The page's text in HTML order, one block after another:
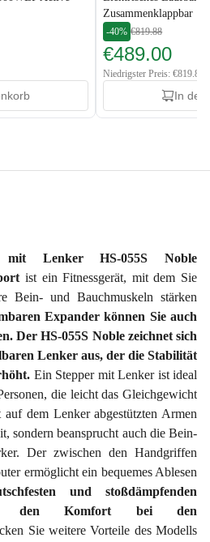
Zusammenklappbar
-40% €819.88
€489.00
Niedrigster Preis: €819.88
In den
Lenker HS-055S Noble
ist ein Fitnessgerät, mit dem Sie
Bein- und Bauchmuskeln stärken
Expander können Sie auch
Der HS-055S Noble zeichnet sich
Lenker aus, der die Stabilität
Ein Stepper mit Lenker ist ideal
die leicht das Gleichgewicht
dem Lenker abgestützten Armen
sondern beansprucht auch die Bein-
Der zwischen den Handgriffen
ermöglicht ein bequemes Ablesen
und stoßdämpfenden
den Komfort bei den
Sie weitere Vorteile des Modells